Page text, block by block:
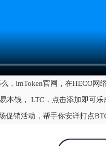
，imToken官网，在HECO
本钱， LTC，点击添加即可
促销活动，帮手你安详打点